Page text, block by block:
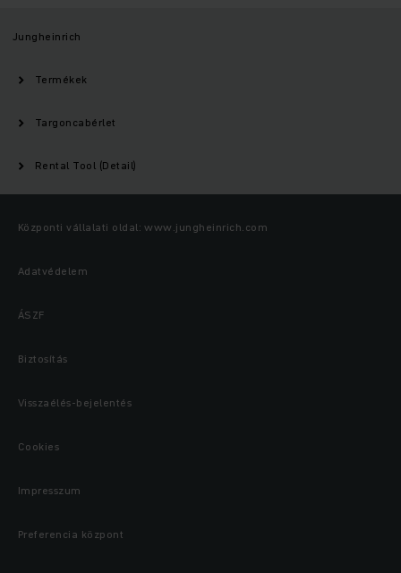
Jungheinrich
Termékek
Targoncabérlet
Rental Tool (Detail)
Központi vállalati oldal: www.jungheinrich.com
Adatvédelem
ÁSZF
Biztosítás
Visszaélés-bejelentés
Cookies
Impresszum
Preferencia központ